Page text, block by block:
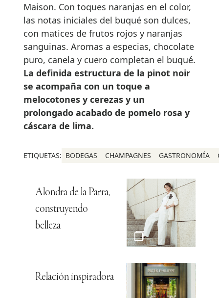
Maison. Con toques naranjas en el color,
las notas iniciales del buqué son dulces,
con matices de frutos rojos y naranjas
sanguinas. Aromas a especias, chocolate
puro, canela y cuero completan el buqué.
La definida estructura de la pinot noir
se acompaña con un toque a
melocotones y cerezas y un
prolongado acabado de pomelo rosa y
cáscara de lima.
ETIQUETAS: BODEGAS CHAMPAGNES GASTRONOMÍA
Alondra de la Parra,
construyendo
belleza
Relación inspiradora